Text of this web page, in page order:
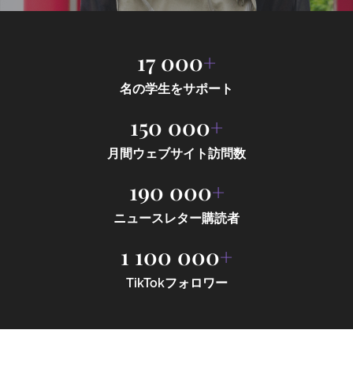
名の学生をサポート
17 000+
月間ウェブサイト訪問数
150 000+
ニュースレター購読者
190 000+
TikTokフォロワー
1 100 000+